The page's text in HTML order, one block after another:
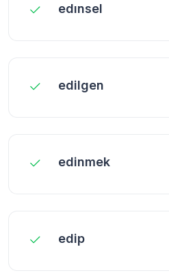
edınsel
edilgen
edinmek
edip